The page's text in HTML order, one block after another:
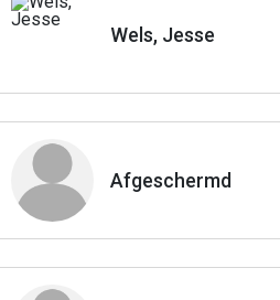
Wels, Jesse
Afgeschermd